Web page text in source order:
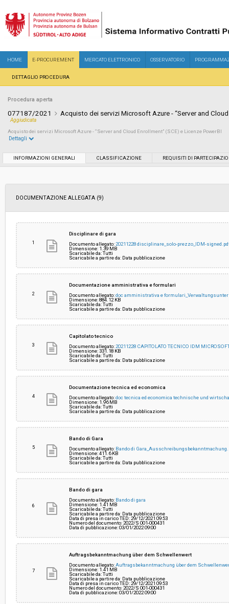
HOME E-PROCUREMENT MERCATO ELETTRONICO OSSERVATORIO
DETTAGLIO PROCEDURA
Procedura aperta
077187/2021 Acquisto dei servizi Microsoft Azure - “Server and
Aggiudicata
Acquisto dei servizi Microsoft Azure - “Server and Cloud Enrollment” (SCE) e Licenze PowerBI
Servizi sociali:
Scelta del contraente:
Valore stimato della procedura: € 410.000,00
Responsabile unico del procedimento: Verena Exenberger
Dettagli
INFORMAZIONI GENERALI CLASSIFICAZIONE REQUISITI DI
DOCUMENTAZIONE ALLEGATA (9)
1
Disciplinare di gara
Documento allegato:20211228 disciplinare_solo-prezzo_IDM-
Dimensione: 1.39 MB
Scaricabile da: Tutti
Scaricabile a partire da: Data pubblicazione
2
Documentazione amministrativa e formulari
Documento allegato:doc amministrativa e
Dimensione: 884.12 KB
Scaricabile da: Tutti
Scaricabile a partire da: Data pubblicazione
3
Capitolato tecnico
Documento allegato:20211228 CAPITOLATO TECNICO IDM
Dimensione: 331.18 KB
Scaricabile da: Tutti
Scaricabile a partire da: Data pubblicazione
4
Documentazione tecnica ed economica
Documento allegato:doc tecnica ed economica technische und
Dimensione: 1.96 MB
Scaricabile da: Tutti
Scaricabile a partire da: Data pubblicazione
5
Bando di Gara
Documento allegato: Bando di
Dimensione: 411.6 KB
Scaricabile da: Tutti
Scaricabile a partire da: Data pubblicazione
6
Bando di gara
Documento allegato: Bando di gara
Dimensione: 1.41 MB
Scaricabile da: Tutti
Scaricabile a partire da: Data pubblicazione
Data di presa in carico TED: 29/12/2021 09:53
Numero del documento: 2022/S 001-000431
Data di pubblicazione: 03/01/2022 09:00
7
Auftragsbekanntmachung über dem Schwellenwert
Documento allegato:Auftragsbekanntmachung über dem
Dimensione: 1.41 MB
Scaricabile da: Tutti
Scaricabile a partire da: Data pubblicazione
Data di presa in carico TED: 29/12/2021 09:53
Numero del documento: 2022/S 001-000431
Data di pubblicazione: 03/01/2022 09:00